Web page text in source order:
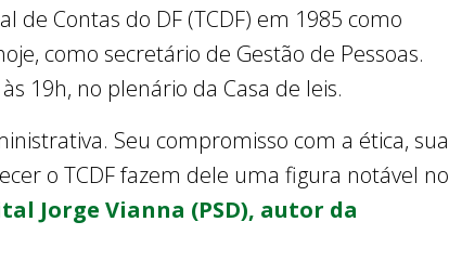
de Contas do DF (TCDF) em 1985 como
como secretário de Gestão de Pessoas.
19h, no plenário da Casa de leis.
Seu compromisso com a ética, sua
o TCDF fazem dele uma figura notável no
Jorge Vianna (PSD), autor da